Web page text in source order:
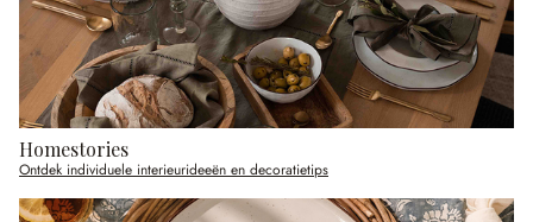
Homestories
Ontdek individuele interieurideeën en decoratietips